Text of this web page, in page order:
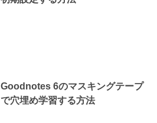
Goodnotes 6のマスキングテープ
で穴埋め学習する方法